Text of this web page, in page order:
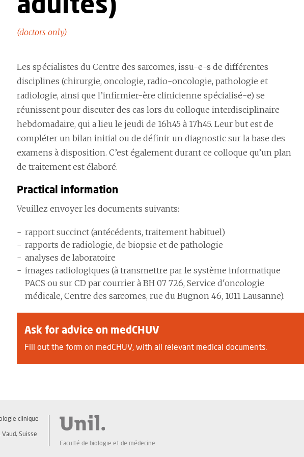
adultes)
(doctors only)
Les spécialistes du Centre des sarcomes, issu-e-s de différentes
disciplines (chirurgie, oncologie, radio-oncologie, pathologie et
radiologie, ainsi que l’infirmier-ère clinicienne spécialisé-e) se
réunissent pour discuter des cas lors du colloque interdisciplinaire
hebdomadaire, qui a lieu le jeudi de 16h45 à 17h45. Leur but est de
compléter un bilan initial ou de définir un diagnostic sur la base des
examens à disposition. C’est également durant ce colloque qu’un plan
de traitement est élaboré.
Practical information
Veuillez envoyer les documents suivants:
rapport succinct (antécédents, traitement habituel)
rapports de radiologie, de biopsie et de pathologie
analyses de laboratoire
images radiologiques (à transmettre par le système informatique
PACS ou sur CD par courrier à BH 07 726, Service d'oncologie
médicale, Centre des sarcomes, rue du Bugnon 46, 1011 Lausanne).
Ask for advice on medCHUV
Fill out the form on medCHUV, with all relevant medical documents.
clinique
Vaud, Suisse
Faculté de biologie et de médecine